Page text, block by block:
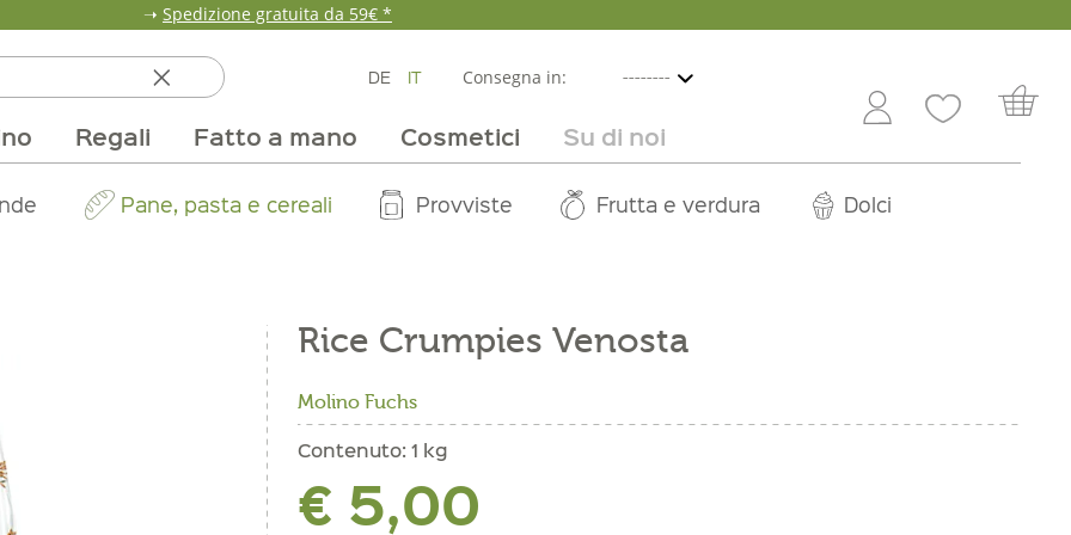
➝ Spedizione gratuita da 59€ *
DE IT Consegna in:
Regali Fatto a mano Cosmetici Su di noi
Mondo delle fragole Mondo delle albicocche
Pane, pasta e cereali Provviste Frutta e verdura Dolci
Occasione Selezioni vino Vini in offerta
Borse e confezioni
& fragranze
Team Nostri mercati Pur Exclusive Online Rivenditori Service Carriera
Rice Crumpies Venosta
Molino Fuchs
Contenuto:1 kg
€ 5,00